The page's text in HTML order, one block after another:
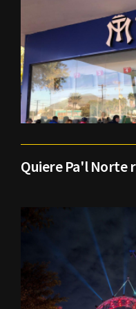
Quiere Pa'l Norte